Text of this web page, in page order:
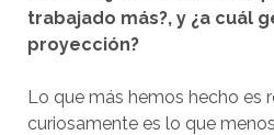
trabajado más?, y ¿a cuál
proyección?
Lo que más hemos hecho es
curiosamente es lo que